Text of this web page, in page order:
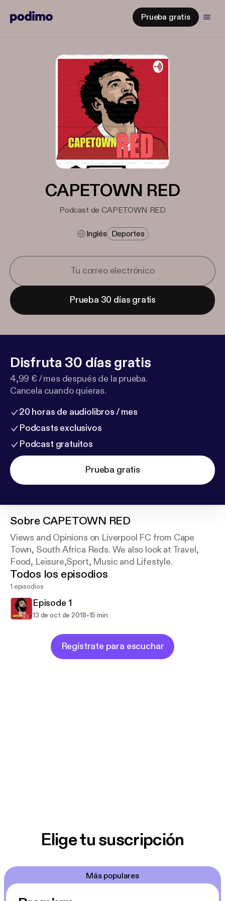
Prueba gratis
CAPETOWN RED
Podcast de CAPETOWN RED
Inglés Deportes
Prueba 30 días gratis
Disfruta 30 días gratis
4,99 € / mes después de la prueba.
Cancela cuando quieras.
20 horas de audiolibros / mes
Podcasts exclusivos
Podcast gratuitos
Prueba gratis
Sobre CAPETOWN RED
Views and Opinions on Liverpool FC from Cape
Town, South Africa Reds. We also look at Travel,
Food, Leisure,Sport, Music and Lifestyle.
Todos los episodios
1 episodios
Episode 1
13 de oct de 2018-15 min
Regístrate para escuchar
Elige tu suscripción
Más populares